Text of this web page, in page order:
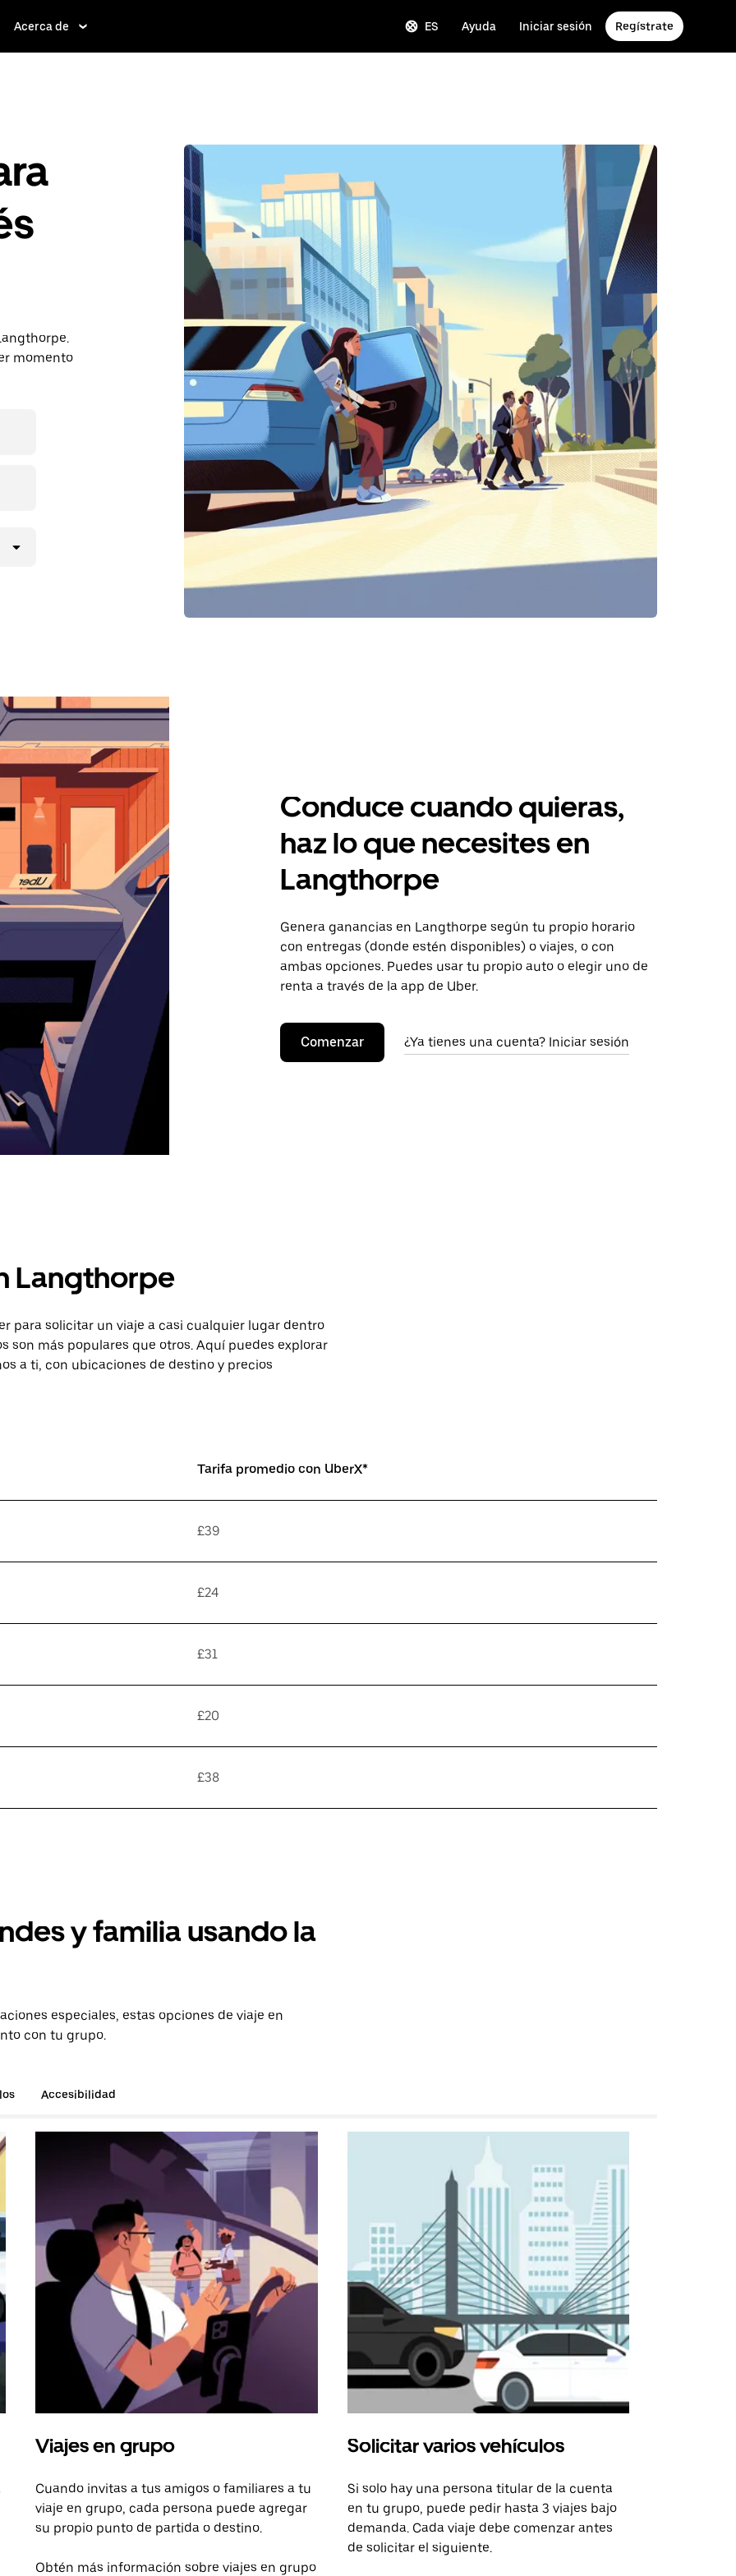
Acerca de ES Ayuda Iniciar sesión Regístrate
momento
Conduce cuando quieras,
haz lo que necesites en
Langthorpe
Genera ganancias en Langthorpe según tu propio horario
con entregas (donde estén disponibles) o viajes, o con
ambas opciones. Puedes usar tu propio auto o elegir uno de
renta a través de la app de Uber.
Comenzar ¿Ya tienes una cuenta? Iniciar sesión
Langthorpe
para solicitar un viaje a casi cualquier lugar dentro
son más populares que otros. Aquí puedes explorar
a ti, con ubicaciones de destino y precios
Tarifa promedio con UberX*
£39
£24
£31
£20
£38
y familia usando la
especiales, estas opciones de viaje en
con tu grupo.
Accesibilidad
Viajes en grupo
Cuando invitas a tus amigos o familiares a tu
viaje en grupo, cada persona puede agregar
su propio punto de partida o destino.
Obtén más información sobre viajes en grupo
Solicitar varios vehículos
Si solo hay una persona titular de la cuenta
en tu grupo, puede pedir hasta 3 viajes bajo
demanda. Cada viaje debe comenzar antes
de solicitar el siguiente.